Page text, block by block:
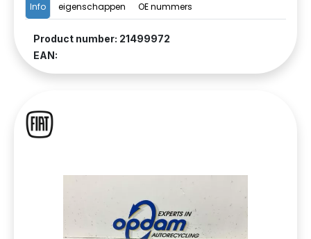
Info eigenschappen OE nummers
Product number: 21499972
EAN: